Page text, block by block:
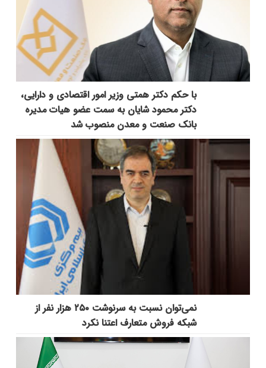
با حکم دکتر همتی وزیر امور اقتصادی و دارایی،
دکتر محمود شایان به سمت عضو هیات مدیره
بانک صنعت و معدن منصوب شد
نمی‌توان نسبت به سرنوشت ۲۵۰ هزار نفر از
شبکه فروش متعارف اعتنا نکرد